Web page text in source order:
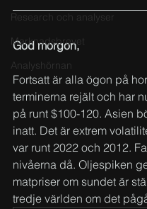
Research och analyser
Marknadsbrevet
Analyshörnan
God morgon,
Fortsatt är alla ögon på
terminerna rejält och har
på runt $100-120. Asien
inatt. Det är extrem
var runt 2022 och 2012.
nivåerna då. Oljespiken
matpriser om sundet är
tredje världen om det